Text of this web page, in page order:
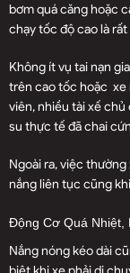
bơm quá căng hoặc
chạy tốc độ cao là rất
Không ít vụ tai nạn
trên cao tốc hoặc xe
viên, nhiều tài xế chủ
su thực tế đã chai
Ngoài ra, việc
nắng liên tục cũng
Động Cơ Quá Nhiệt,
Nắng nóng kéo dài